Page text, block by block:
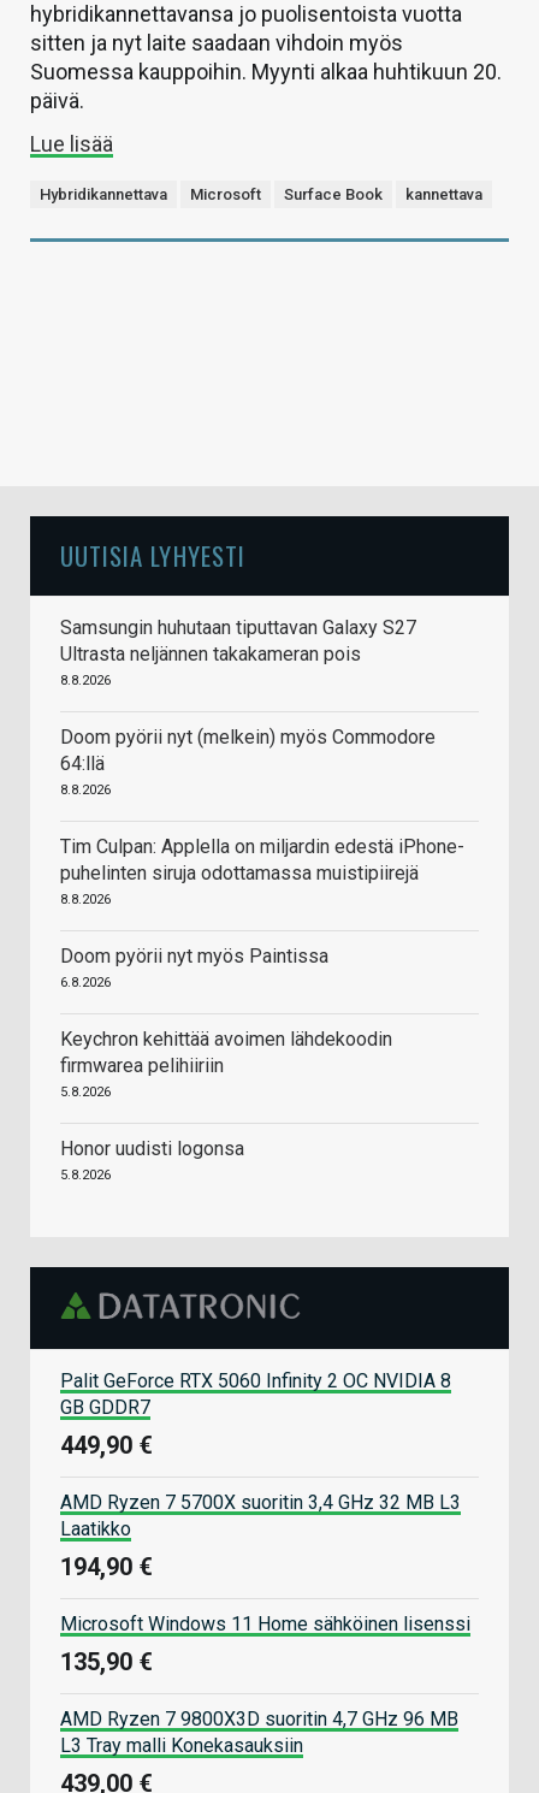
hybridikannettavansa jo puolisentoista vuotta
sitten ja nyt laite saadaan vihdoin myös
Suomessa kauppoihin. Myynti alkaa huhtikuun 20.
päivä.
Lue lisää
Hybridikannettava Microsoft Surface Book kannettava
UUTISIA LYHYESTI
Samsungin huhutaan tiputtavan Galaxy S27
Ultrasta neljännen takakameran pois
8.8.2026
Doom pyörii nyt (melkein) myös Commodore
64:llä
8.8.2026
Tim Culpan: Applella on miljardin edestä iPhone-
puhelinten siruja odottamassa muistipiirejä
8.8.2026
Doom pyörii nyt myös Paintissa
6.8.2026
Keychron kehittää avoimen lähdekoodin
firmwarea pelihiiriin
5.8.2026
Honor uudisti logonsa
5.8.2026
Palit GeForce RTX 5060 Infinity 2 OC NVIDIA 8
GB GDDR7
449,90 €
AMD Ryzen 7 5700X suoritin 3,4 GHz 32 MB L3
Laatikko
194,90 €
Microsoft Windows 11 Home sähköinen lisenssi
135,90 €
AMD Ryzen 7 9800X3D suoritin 4,7 GHz 96 MB
L3 Tray malli Konekasauksiin
439,00 €